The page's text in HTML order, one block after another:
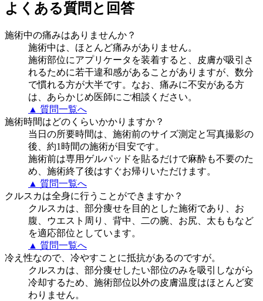
よくある質問と回答
施術中の痛みはありませんか？
施術中は、ほとんど痛みがありません。
施術部位にアプリケータを装着すると、皮膚が吸引さ
れるために若干違和感があることがありますが、数分
で慣れる方が大半です。なお、痛みに不安がある方
は、あらかじめ医師にご相談ください。
▲ 質問一覧へ
施術時間はどのくらいかかりますか？
当日の所要時間は、施術前のサイズ測定と写真撮影の
後、約1時間の施術が目安です。
施術前は専用ゲルパッドを貼るだけで麻酔も不要のた
め、施術終了後はすぐお帰りいただけます。
▲ 質問一覧へ
クルスカは全身に行うことができますか？
クルスカは、部分痩せを目的とした施術であり、お
腹、ウエスト周り、背中、二の腕、お尻、太ももなど
を適応部位としています。
▲ 質問一覧へ
冷え性なので、冷やすことに抵抗があるのですが。
クルスカは、部分痩せしたい部位のみを吸引しながら
冷却するため、施術部位以外の皮膚温度はほとんど変
わりません。